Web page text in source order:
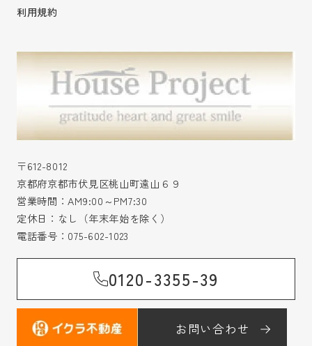
利用規約
〒612-8012
京都府京都市伏見区桃山町遠山６９
営業時間：AM9:00～PM7:30
定休日：なし（年末年始を除く）
電話番号： 075-602-1023
0120-3355-39
お問い合わせ